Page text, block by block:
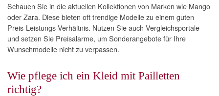
Schauen Sie in die aktuellen Kollektionen von Marken wie Mango
oder Zara. Diese bieten oft trendige Modelle zu einem guten
Preis-Leistungs-Verhältnis. Nutzen Sie auch Vergleichsportale
und setzen Sie Preisalarme, um Sonderangebote für Ihre
Wunschmodelle nicht zu verpassen.
Wie pflege ich ein Kleid mit Pailletten
richtig?